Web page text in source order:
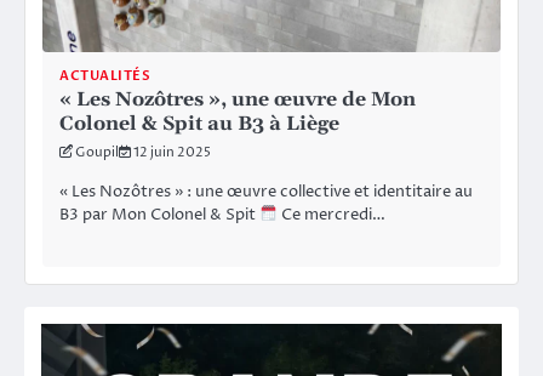
ACTUALITÉS
« Les Nozôtres », une œuvre de Mon
Colonel & Spit au B3 à Liège
Goupil 12 juin 2025
« Les Nozôtres » : une œuvre collective et identitaire au
B3 par Mon Colonel & Spit
Ce mercredi…